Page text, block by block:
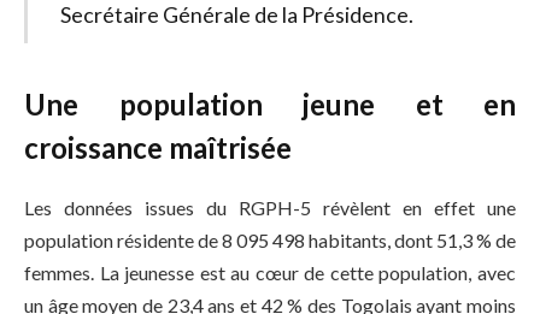
Secrétaire Générale de la Présidence.
Une population jeune et en
croissance maîtrisée
Les données issues du RGPH-5 révèlent en effet une
population résidente de 8 095 498 habitants, dont 51,3 % de
femmes. La jeunesse est au cœur de cette population, avec
un âge moyen de 23,4 ans et 42 % des Togolais ayant moins